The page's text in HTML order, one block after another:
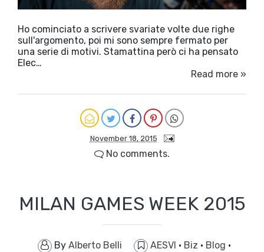
Ho cominciato a scrivere svariate volte due righe
sull'argomento, poi mi sono sempre fermato per
una serie di motivi. Stamattina però ci ha pensato
Elec…
Read more »
November 18, 2015
No comments.
MILAN GAMES WEEK 2015
By Alberto Belli AESVI · Biz · Blog ·